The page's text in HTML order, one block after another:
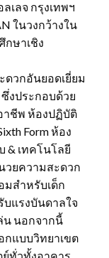
เลจ กรุงเทพฯ
ในวงกว้างใน
ษาเชิง
ดวกอันยอดเยี่ยม
งประกอบด้วย
าชีพ ห้องปฏิบัติ
Form ห้อง
& เทคโนโลยี
วยความสะดวก
สำหรับเด็ก
แรงบันดาลใจ
น นอกจากนี้
กแบบวิทยาเขต